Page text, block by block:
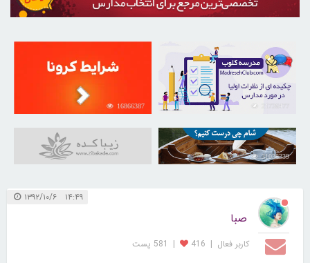
16866387
31038339
۱۴:۴۹ ۱۳۹۲/۱۰/۶
صبا
کاربر فعال |
416
| 581 پست